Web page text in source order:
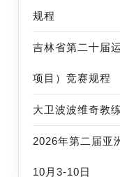
规程
吉林省第二十届
项目）竞赛规程
大卫波波维奇教
2026年第二届亚
10月3-10日